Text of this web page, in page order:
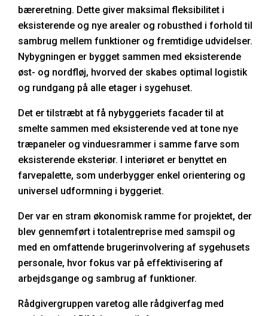
bæreretning. Dette giver maksimal fleksibilitet i
eksisterende og nye arealer og robusthed i forhold til
sambrug mellem funktioner og fremtidige udvidelser.
Nybygningen er bygget sammen med eksisterende
øst- og nordfløj, hvorved der skabes optimal logistik
og rundgang på alle etager i sygehuset.
Det er tilstræbt at få nybyggeriets facader til at
smelte sammen med eksisterende ved at tone nye
træpaneler og vinduesrammer i samme farve som
eksisterende eksteriør. I interiøret er benyttet en
farvepalette, som underbygger enkel orientering og
universel udformning i byggeriet.
Der var en stram økonomisk ramme for projektet, der
blev gennemført i totalentreprise med samspil og
med en omfattende brugerinvolvering af sygehusets
personale, hvor fokus var på effektivisering af
arbejdsgange og sambrug af funktioner.
Rådgivergruppen varetog alle rådgiverfag med